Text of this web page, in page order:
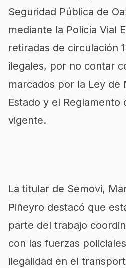
Seguridad Pública de
mediante la Policía Vial
retiradas de circulación
ilegales, por no contar
marcados por la Ley de
Estado y el Reglamento
vigente.
La titular de Semovi,
Piñeyro destacó que
parte del trabajo
con las fuerzas
ilegalidad en el